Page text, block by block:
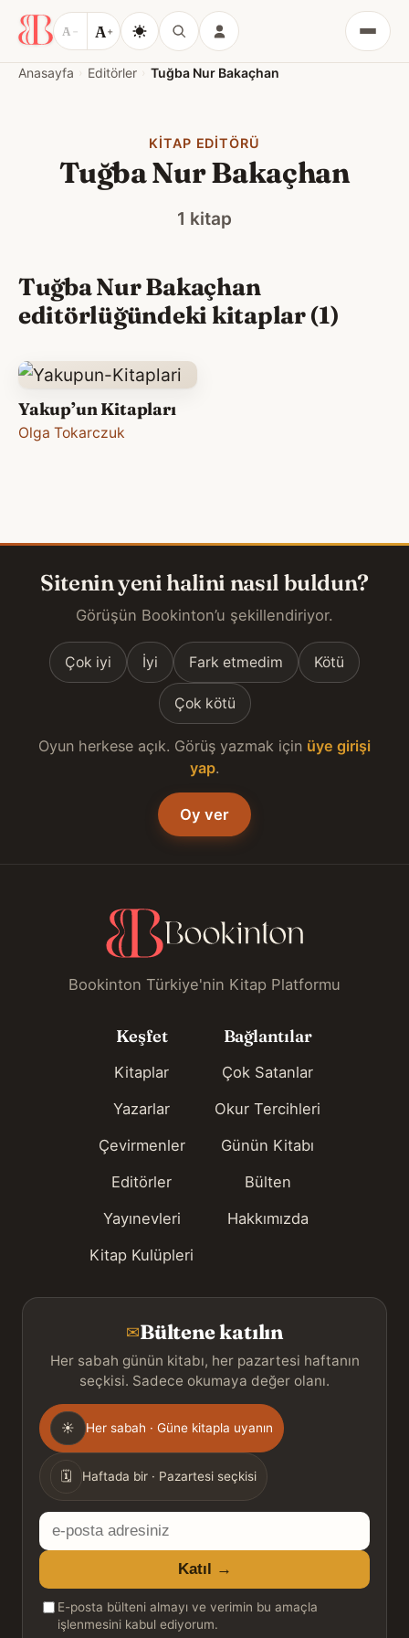
A − A+
Menü
Anasayfa Editörler Tuğba Nur Bakaçhan
KITAP EDITÖRÜ
Tuğba Nur Bakaçhan
1 kitap
Tuğba Nur Bakaçhan
editörlüğündeki kitaplar (1)
Yakup’un Kitapları
Olga Tokarczuk
Sitenin yeni halini nasıl buldun?
Görüşün Bookinton’u şekillendiriyor.
Çok iyi İyi Fark etmedim Kötü
Çok kötü
Oyun herkese açık. Görüş yazmak için üye girişi
yap.
Oy ver
Bookinton Türkiye'nin Kitap Platformu
Keşfet
Kitaplar
Yazarlar
Çevirmenler
Editörler
Yayınevleri
Kitap Kulüpleri
Bağlantılar
Çok Satanlar
Okur Tercihleri
Günün Kitabı
Bülten
Hakkımızda
✉Bültene katılın
Her sabah günün kitabı, her pazartesi haftanın
seçkisi. Sadece okumaya değer olanı.
Gönderim
sıklığı
☀ Her sabah · Güne kitapla uyanın
🗓 Haftada bir · Pazartesi seçkisi
E-
posta
adresiniz
Katıl →
E-posta bülteni almayı ve verimin bu amaçla
işlenmesini kabul ediyorum.